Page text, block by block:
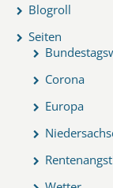
Blogroll
Seiten
Corona
Europa